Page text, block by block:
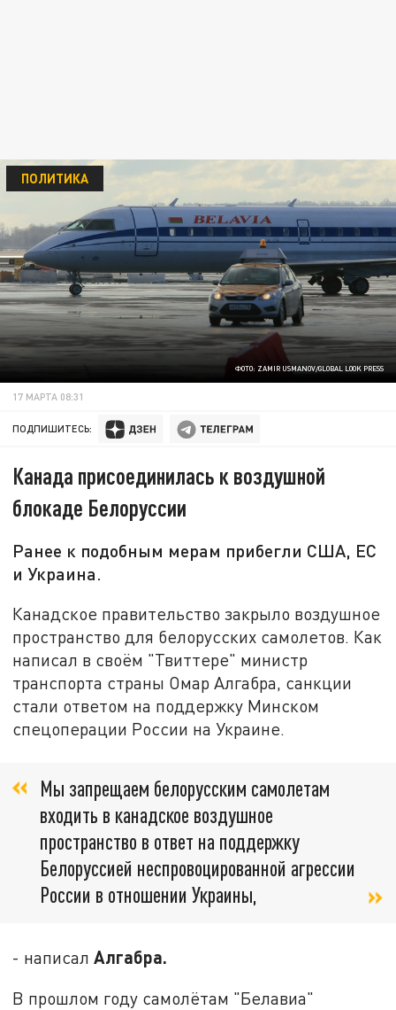
ФОТО: ZAMIR USMANOV/GLOBAL LOOK PRESS
ПОЛИТИКА
17 МАРТА 08:31
ПОДПИШИТЕСЬ:
Канада присоединилась к воздушной
блокаде Белоруссии
Ранее к подобным мерам прибегли США, ЕС
и Украина.
Канадское правительство закрыло воздушное
пространство для белорусских самолетов. Как
написал в своём "Твиттере" министр
транспорта страны Омар Алгабра, санкции
стали ответом на поддержку Минском
спецоперации России на Украине.
Мы запрещаем белорусским самолетам
входить в канадское воздушное
пространство в ответ на поддержку
Белоруссией неспровоцированной агрессии
России в отношении Украины,
- написалАлгабра.
В прошлом году самолётам "Белавиа"